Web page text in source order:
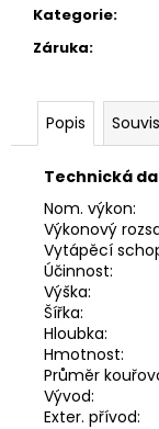
Kategorie:
Záruka:
Popis
Technická
Nom. výkon:
Výkonový
Vytápěcí
Účinnost:
Výška:
Šířka:
Hloubka:
Hmotnost:
Průměr
Vývod:
Exter. přívod: